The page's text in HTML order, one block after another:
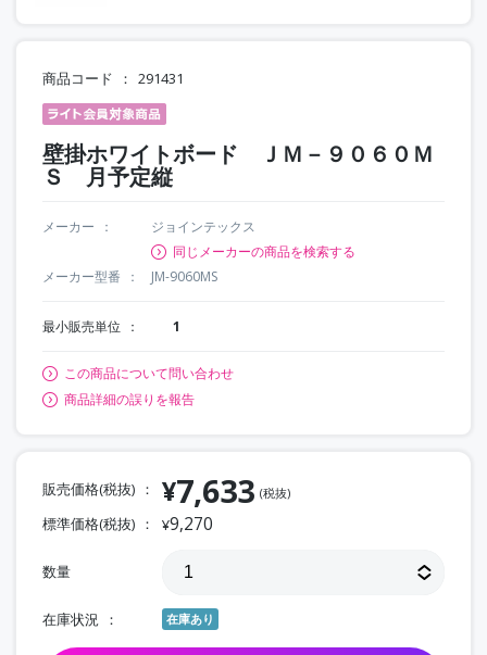
商品コード 291431
壁掛ホワイトボード ＪＭ－９０６０Ｍ
Ｓ 月予定縦
メーカー
ジョインテックス
同じメーカーの商品を検索する
メーカー型番
JM-9060MS
最小販売単位 1
この商品について問い合わせ
商品詳細の誤りを報告
販売価格(税抜) ¥7,633 (税抜)
標準価格(税抜) ¥9,270
数量
在庫状況 在庫あり